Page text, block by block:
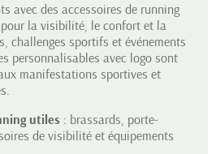
avec des accessoires de running
la visibilité, le confort et la
challenges sportifs et événements
personnalisables avec logo sont
manifestations sportives et
utiles : brassards, porte-
de visibilité et équipements